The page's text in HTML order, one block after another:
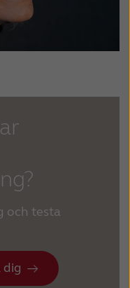
och testa
dig